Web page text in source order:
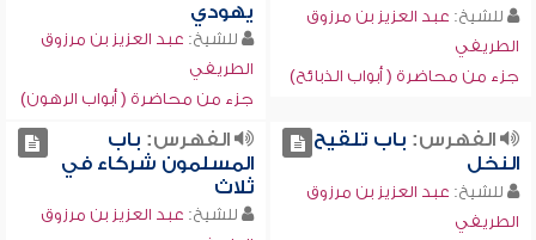
للشيخ: عبد العزيز بن مرزوق
الطريفي
جزء من محاضرة ( أبواب الذبائح)
يهودي
للشيخ: عبد العزيز بن مرزوق
الطريفي
جزء من محاضرة ( أبواب الرهون)
الفهرس: باب تلقيح
النخل
للشيخ: عبد العزيز بن مرزوق
الطريفي
الفهرس: باب
المسلمون شركاء في
ثلاث
للشيخ: عبد العزيز بن مرزوق